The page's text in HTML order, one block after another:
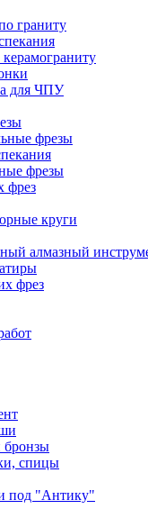
граниту
для ЧПУ
фрезы
фрезы
фрез
круги
алмазный
фрез
бронзы
спицы
под "Антику"